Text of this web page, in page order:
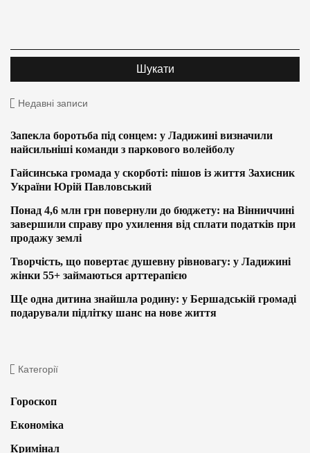
Недавні записи
Запекла боротьба під сонцем: у Ладижині визначили
найсильніші команди з паркового волейболу
Гайсинська громада у скорботі: пішов із життя Захисник
України Юрій Павловський
Понад 4,6 млн грн повернули до бюджету: на Вінниччині
завершили справу про ухилення від сплати податків при
продажу землі
Творчість, що повертає душевну рівновагу: у Ладижині
жінки 55+ займаються арттерапією
Ще одна дитина знайшла родину: у Бершадській громаді
подарували підлітку шанс на нове життя
Категорії
Гороскоп
Економіка
Кримінал